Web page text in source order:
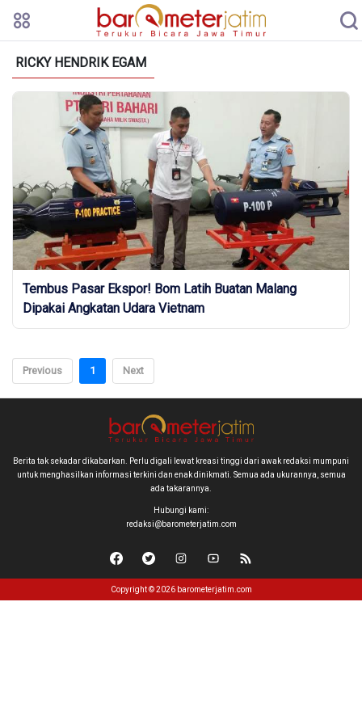
RICKY HENDRIK EGAM
Tembus Pasar Ekspor! Bom Latih Buatan Malang
Dipakai Angkatan Udara Vietnam
Previous 1 Next
Berita tak sekadar dikabarkan. Perlu digali lewat kreasi tinggi dari awak redaksi mumpuni
untuk menghasilkan informasi terkini dan enak dinikmati. Semua ada ukurannya, semua
ada takarannya.
Hubungi kami:
redaksi@barometerjatim.com
Copyright © 2026 barometerjatim.com